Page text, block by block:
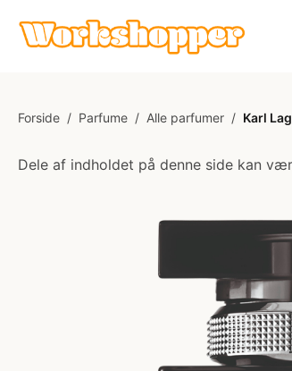
Forside / Parfume / Alle parfumer / Karl
Dele af indholdet på denne side kan